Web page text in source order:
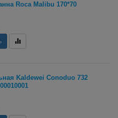
Roca Malibu 170*70
Kaldewei Conoduo 732